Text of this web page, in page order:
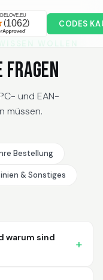
CODES
WOLLEN
und EAN-
müssen.
Bestellung
& Sonstiges
warum sind